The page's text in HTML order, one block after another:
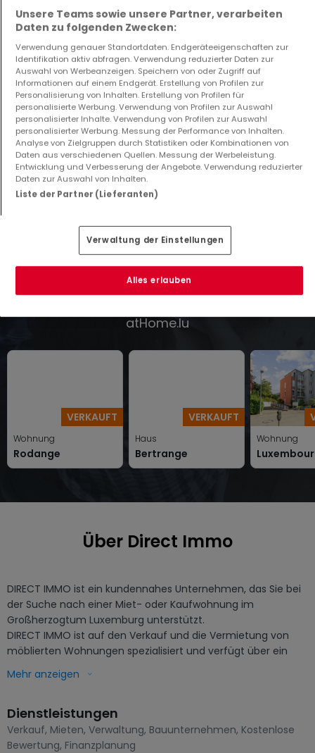
Möchten Sie Ihre Immobilie
verkaufen oder vermieten?
Direct Immo - Mondorf-Les-Bains
Kontaktieren Sie uns, um eine genauere
Bewertung Ihrer Immobilie zu erhalten!
Erhalten Sie Ihre Immobilienbewertung
Verkaufte Immobilien
atHome.lu
VERKAUFT
Wohnung
Rodange
VERKAUFT
Haus
Bertrange
Wohnung
Über Direct Immo
DIRECT IMMO ist ein kundennahes Unternehmen, das Sie bei
der Suche nach einer Miet- oder Kaufwohnung im
Großherzogtum Luxemburg unterstützt.
DIRECT IMMO ist auf den Verkauf und die Vermietung von
möblierten Wohnungen spezialisiert und verfügt über ein
Portfolio von mehr als 450 Objekten.
DIRECT IMMO kann Sie sowohl beim Verkauf als auch bei der
Home Staging einbringen.
Das Team vor Ort besteht aus mehr als 6 Personen, die
Ihnen täglich zu Diensten sind!
Mehr anzeigen
Dienstleistungen
Verkauf, Mieten, Verwaltung, Bauunternehmen, Kostenlose
Bewertung, Finanzplanung
Unsere Teams sowie unsere Partner, verarbeiten
Daten zu folgenden Zwecken:
Verwendung genauer Standortdaten. Endgeräteeigenschaften zur
Identifikation aktiv abfragen. Verwendung reduzierter Daten zur
Auswahl von Werbeanzeigen. Speichern von oder Zugriff auf
Informationen auf einem Endgerät. Erstellung von Profilen zur
Personalisierung von Inhalten. Erstellung von Profilen für
personalisierte Werbung. Verwendung von Profilen zur Auswahl
personalisierter Inhalte. Verwendung von Profilen zur Auswahl
personalisierter Werbung. Messung der Performance von Inhalten.
Analyse von Zielgruppen durch Statistiken oder Kombinationen von
Daten aus verschiedenen Quellen. Messung der Werbeleistung.
Entwicklung und Verbesserung der Angebote. Verwendung reduzierter
Daten zur Auswahl von Inhalten.
Liste der Partner (Lieferanten)
Verwaltung der Einstellungen
Alles erlauben